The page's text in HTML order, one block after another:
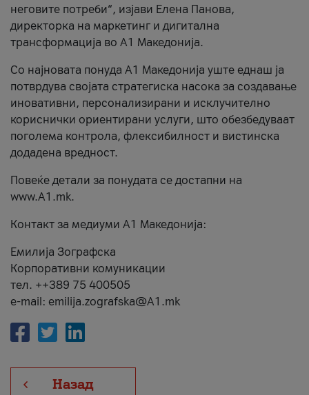
неговите потреби“, изјави Елена Панова,
директорка на маркетинг и дигитална
трансформација во А1 Македонија.
Со најновата понуда А1 Македонија уште еднаш ја
потврдува својата стратегиска насока за создавање
иновативни, персонализирани и исклучително
кориснички ориентирани услуги, што обезбедуваат
поголема контрола, флексибилност и вистинска
додадена вредност.
Повеќе детали за понудата се достапни на
www.А1.mk.
Контакт за медиуми А1 Македонија:
Емилија Зографска
Корпоративни комуникации
тел. ++389 75 400505
e-mail: emilija.zografska@A1.mk
Назад